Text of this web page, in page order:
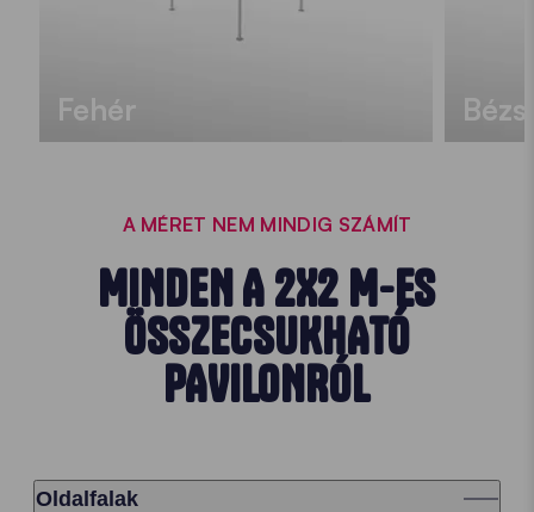
Fehér Bézs
A MÉRET NEM MINDIG SZÁMÍT
MINDEN A 2X2 M-ES
ÖSSZECSUKHATÓ
PAVILONRÓL
Oldalfalak